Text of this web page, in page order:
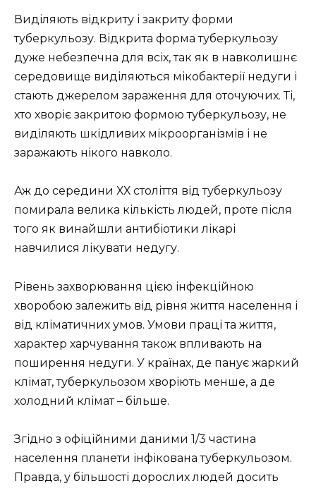
Виділяють відкриту і закриту форми
туберкульозу. Відкрита форма туберкульозу
дуже небезпечна для всіх, так як в навколишнє
середовище виділяються мікобактерії недуги і
стають джерелом зараження для оточуючих. Ті,
хто хворіє закритою формою туберкульозу, не
виділяють шкідливих мікроорганізмів і не
заражають нікого навколо.
Аж до середини ХХ століття від туберкульозу
помирала велика кількість людей, проте після
того як винайшли антибіотики лікарі
навчилися лікувати недугу.
Рівень захворювання цією інфекційною
хворобою залежить від рівня життя населення і
від кліматичних умов. Умови праці та життя,
характер харчування також впливають на
поширення недуги. У країнах, де панує жаркий
клімат, туберкульозом хворіють менше, а де
холодний клімат – більше.
Згідно з офіційними даними 1/3 частина
населення планети інфікована туберкульозом.
Правда, у більшості дорослих людей досить